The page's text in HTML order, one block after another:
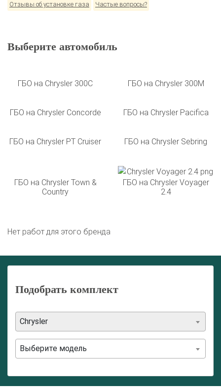
Отзывы об установке газа Частые вопросы?
Выберите автомобиль
ГБО на Chrysler 300C ГБО на Chrysler 300M
ГБО на Chrysler Concorde ГБО на Chrysler Pacifica
ГБО на Chrysler PT Cruiser ГБО на Chrysler Sebring
ГБО на Chrysler Town &
Country
ГБО на Chrysler Voyager
2.4
Нет работ для этого бренда
Подобрать комплект
Chrysler
Выберите модель